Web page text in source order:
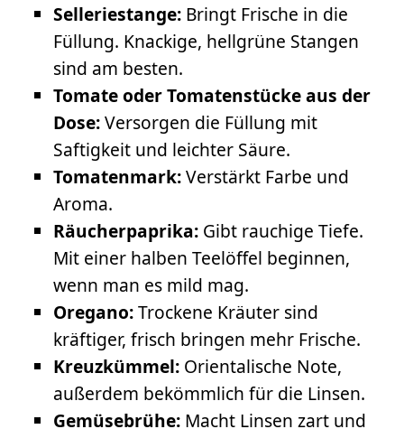
Selleriestange: Bringt Frische in die
Füllung. Knackige, hellgrüne Stangen
sind am besten.
Tomate oder Tomatenstücke aus der
Dose:Versorgen die Füllung mit
Saftigkeit und leichter Säure.
Tomatenmark:Verstärkt Farbe und
Aroma.
Räucherpaprika: Gibt rauchige Tiefe.
Mit einer halben Teelöffel beginnen,
wenn man es mild mag.
Oregano:Trockene Kräuter sind
kräftiger, frisch bringen mehr Frische.
Kreuzkümmel: Orientalische Note,
außerdem bekömmlich für die Linsen.
Gemüsebrühe: Macht Linsen zart und